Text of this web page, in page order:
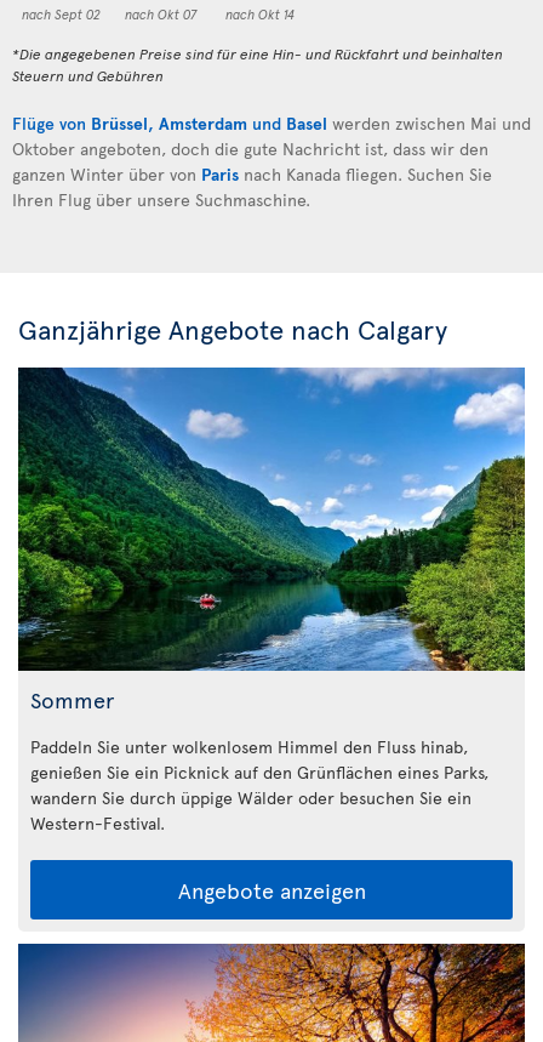
nach Sept 02
nach Okt 07
nach Okt 14
*Die angegebenen Preise sind für eine Hin- und Rückfahrt und beinhalten
Steuern und Gebühren
Flüge von Brüssel, Amsterdam und Basel werden zwischen Mai und
Oktober angeboten, doch die gute Nachricht ist, dass wir den
ganzen Winter über von Paris nach Kanada fliegen. Suchen Sie
Ihren Flug über unsere Suchmaschine.
Ganzjährige Angebote nach Calgary
Sommer
Paddeln Sie unter wolkenlosem Himmel den Fluss hinab,
genießen Sie ein Picknick auf den Grünflächen eines Parks,
wandern Sie durch üppige Wälder oder besuchen Sie ein
Western-Festival.
Angebote anzeigen